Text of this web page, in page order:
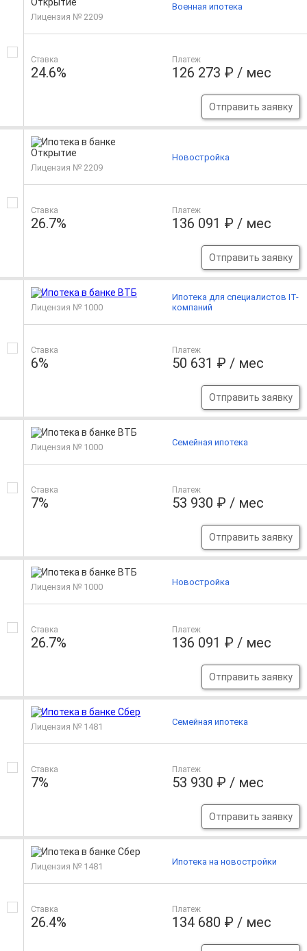
Лицензия № 2209
Ставка
24.6%
Платеж
126 273 ₽ / мес
Отправить заявку
Военная ипотека
Лицензия № 2209
Ставка
26.7%
Платеж
136 091 ₽ / мес
Отправить заявку
Новостройка
Лицензия № 1000
Ставка
6%
Платеж
50 631 ₽ / мес
Отправить заявку
Ипотека для специалистов IT-
компаний
Лицензия № 1000
Ставка
7%
Платеж
53 930 ₽ / мес
Отправить заявку
Семейная ипотека
Лицензия № 1000
Ставка
26.7%
Платеж
136 091 ₽ / мес
Отправить заявку
Новостройка
Лицензия № 1481
Ставка
7%
Платеж
53 930 ₽ / мес
Отправить заявку
Семейная ипотека
Лицензия № 1481
Ставка
26.4%
Платеж
134 680 ₽ / мес
Ипотека на новостройки